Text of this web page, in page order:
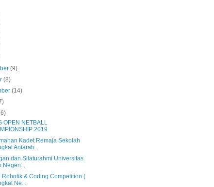
(9)
(8)
(14)
OPEN NETBALL
2019
Kadet Remaja Sekolah
Antarab...
dan Silaturahmi Universitas
Negeri...
Robotik & Coding Competition (
Ne...